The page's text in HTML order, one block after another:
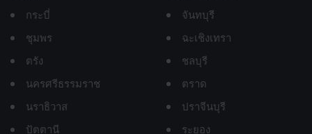
กระบี่
ชุมพร
ตรัง
นครศรีธรรมราช
นราธิวาส
ปัตตานี
จันทบุรี
ฉะเชิงเทรา
ชลบุรี
ตราด
ปราจีนบุรี
ระยอง